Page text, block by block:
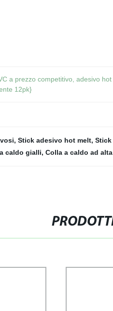
a prezzo competitivo, adesivo
12pk}
, Stick adesivo hot melt,
caldo gialli, Colla a caldo ad